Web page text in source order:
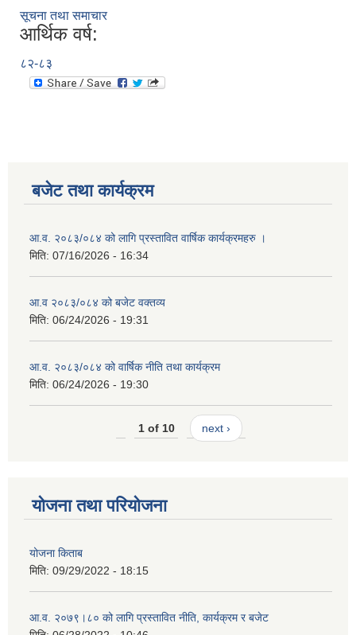
सूचना तथा समाचार
आर्थिक वर्ष:
८२-८३
बजेट तथा कार्यक्रम
आ.व. २०८३/०८४ को लागि प्रस्तावित वार्षिक कार्यक्रमहरु ।
मिति: 07/16/2026 - 16:34
आ.व २०८३/०८४ को बजेट वक्तव्य
मिति: 06/24/2026 - 19:31
आ.व. २०८३/०८४ को वार्षिक नीति तथा कार्यक्रम
मिति: 06/24/2026 - 19:30
1 of 10 next ›
योजना तथा परियोजना
योजना किताब
मिति: 09/29/2022 - 18:15
आ.व. २०७९।८० को लागि प्रस्तावित नीति, कार्यक्रम र बजेट